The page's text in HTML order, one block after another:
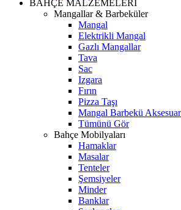
BAHÇE MALZEMELERİ
Mangallar & Barbeküler
Mangal
Elektrikli Mangal
Gazlı Mangallar
Tava
Sac
Izgara
Fırın
Pizza Taşı
Mangal Barbekü
Tümünü Gör
Bahçe Mobilyaları
Hamaklar
Masalar
Tenteler
Şemsiyeler
Minder
Banklar